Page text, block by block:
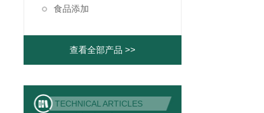
食品添加
查看全部产品 >>
TECHNICAL ARTICLES